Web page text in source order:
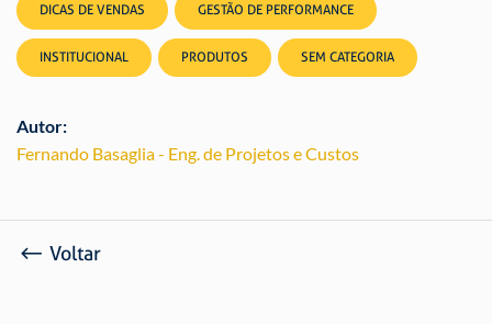
DICAS DE VENDAS GESTÃO DE PERFORMANCE
INSTITUCIONAL PRODUTOS SEM CATEGORIA
Autor:
Fernando Basaglia - Eng. de Projetos e Custos
Voltar